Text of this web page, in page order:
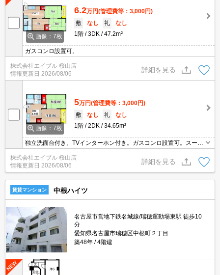
画像：7枚
6.2万円(管理費等：3,000円)
敷
なし 礼
なし
1階
3DK 47.2m²
ガスコンロ設置可。
株式会社エイブル 桜山店
情報更新日 2026/08/06
詳細を見る
画像：7枚
5万円(管理費等：3,000円)
敷
なし 礼
なし
1階
2DK 34.65m²
独立洗面台付き。TVインターホン付き。ガスコンロ設置可。スーパ
ーへ140m。ファミリーマートへ295m。ドラッグストアーへ225
m。
株式会社エイブル 桜山店
情報更新日 2026/08/06
詳細を見る
賃貸マンション 中根ハイツ
名古屋市営地下鉄名城線/瑞穂運動場東駅 徒歩10
分
愛知県名古屋市瑞穂区中根町２丁目
築48年
4階建